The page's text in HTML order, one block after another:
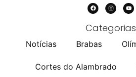
Categorias
Notícias Brabas
Cortes do Alambrado